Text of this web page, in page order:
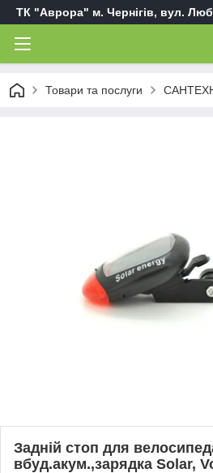
ТК "Аврора" м. Чернігів, вул.
Товари та послуги
Задній стоп для
вбуд.акум.,зарядка Solar,